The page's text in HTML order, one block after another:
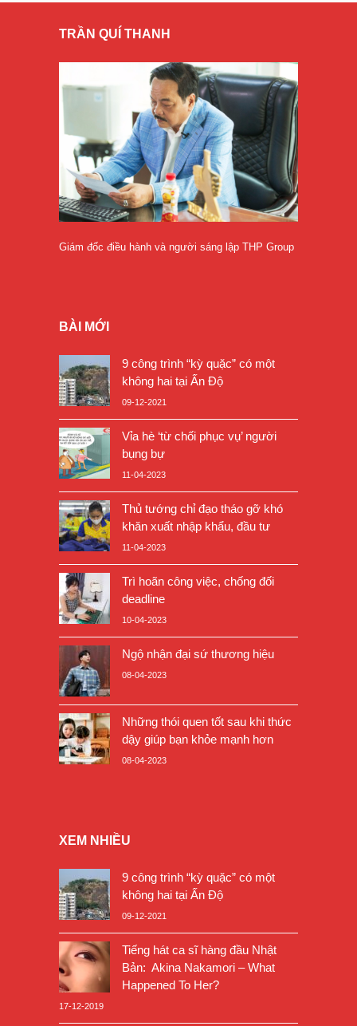
TRẦN QUÍ THANH
Giám đốc điều hành và người sáng lập THP Group
BÀI MỚI
9 công trình “kỳ quặc” có một
không hai tại Ấn Độ
09-12-2021
Vỉa hè ‘từ chối phục vụ’ người
bụng bự
11-04-2023
Thủ tướng chỉ đạo tháo gỡ khó
khăn xuất nhập khẩu, đầu tư
11-04-2023
Trì hoãn công việc, chống đối
deadline
10-04-2023
Ngộ nhận đại sứ thương hiệu
08-04-2023
Những thói quen tốt sau khi thức
dậy giúp bạn khỏe mạnh hơn
08-04-2023
XEM NHIỀU
9 công trình “kỳ quặc” có một
không hai tại Ấn Độ
09-12-2021
Tiếng hát ca sĩ hàng đầu Nhật
Bản: Akina Nakamori – What
Happened To Her?
17-12-2019